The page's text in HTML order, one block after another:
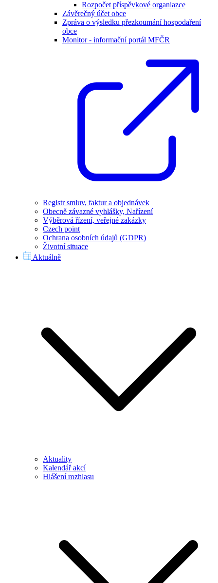
Rozpočet příspěvkové organiazce
Závěrečný účet obce
Zpráva o výsledku přezkoumání hospodaření
obce
Monitor - informační portál MFČR
Registr smluv, faktur a objednávek
Obecně závazné vyhlášky, Nařízení
Výběrová řízení, veřejné zakázky
Czech point
Ochrana osobních údajů (GDPR)
Životní situace
Aktuálně
Aktuality
Kalendář akcí
Hlášení rozhlasu